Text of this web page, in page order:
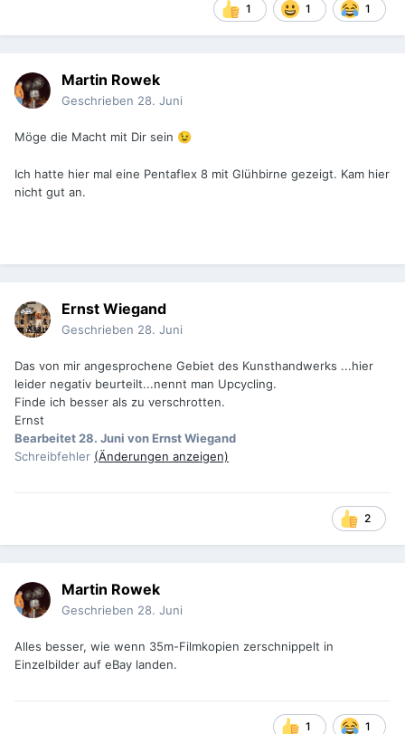
1 1 1
Martin Rowek
Geschrieben 28. Juni
Möge die Macht mit Dir sein 😉
Ich hatte hier mal eine Pentaflex 8 mit Glühbirne gezeigt. Kam hier
nicht gut an.
Ernst Wiegand
Geschrieben 28. Juni
Das von mir angesprochene Gebiet des Kunsthandwerks ...hier
leider negativ beurteilt...nennt man Upcycling.
Finde ich besser als zu verschrotten.
Ernst
Bearbeitet 28. Juni von Ernst Wiegand
Schreibfehler (Änderungen anzeigen)
2
Martin Rowek
Geschrieben 28. Juni
Alles besser, wie wenn 35m-Filmkopien zerschnippelt in
Einzelbilder auf eBay landen.
1 1